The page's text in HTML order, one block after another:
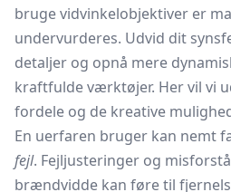
bruge vidvinkelobjektiver er
undervurderes. Udvid dit
detaljer og opnå mere
kraftfulde værktøjer. Her vil vi
fordele og de kreative
En uerfaren bruger kan nemt
fejl. Fejljusteringer og
brændvidde kan føre til